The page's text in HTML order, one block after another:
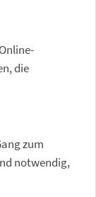
die
zum
notwendig,